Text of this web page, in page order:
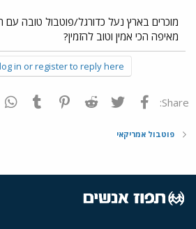
מוכרים בארץ נעל כדורגל/פוטבול טובה
מאיפה הכי אמין וטוב להזמין?
in or register to reply here.
Share: פייסבוק Twitter
Reddit
Pinterest
Tumblr
פוטבול אמריקאי